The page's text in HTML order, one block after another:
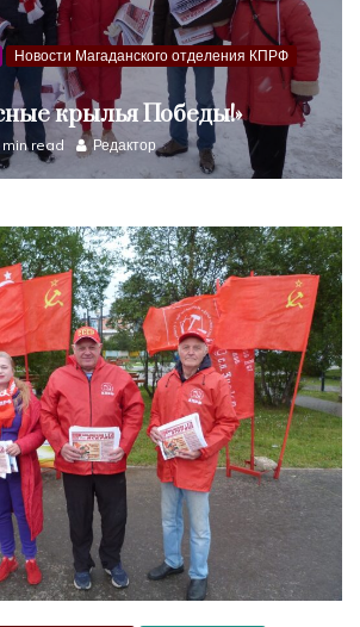
Новости Магаданского отделения КПРФ
крылья Победы!»
min read Редактор